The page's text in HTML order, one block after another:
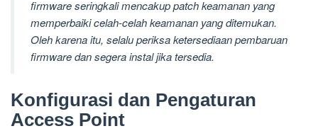
firmware seringkali mencakup patch keamanan yang
memperbaiki celah-celah keamanan yang ditemukan.
Oleh karena itu, selalu periksa ketersediaan pembaruan
firmware dan segera instal jika tersedia.
Konfigurasi dan Pengaturan
Access Point